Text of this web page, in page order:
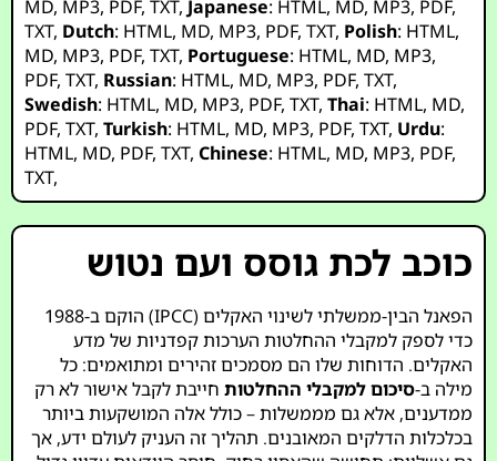
MD, MP3, PDF,TXT, Japanese: HTML, MD, MP3, PDF,
TXT, Dutch: HTML, MD, MP3, PDF,TXT, Polish: HTML,
MD, MP3, PDF,TXT, Portuguese: HTML, MD, MP3,
PDF,TXT, Russian: HTML, MD, MP3, PDF,TXT,
Swedish: HTML, MD, MP3, PDF,TXT,Thai: HTML, MD,
PDF,TXT,Turkish: HTML, MD, MP3, PDF,TXT, Urdu:
HTML, MD, PDF,TXT,Chinese: HTML, MD, MP3, PDF,
TXT,
כוכב לכת גוסס ועם נטוש
הפאנל הבין-ממשלתי לשינוי האקלים (IPCC) הוקם ב-1988
כדי לספק למקבלי ההחלטות הערכות קפדניות של מדע
האקלים. הדוחות שלו הם מסמכים זהירים ומתואמים: כל
מילה ב-סיכום למקבלי ההחלטות חייבת לקבל אישור לא רק
ממדענים, אלא גם מממשלות – כולל אלה המושקעות ביותר
בכלכלות הדלקים המאובנים. תהליך זה העניק לעולם ידע, אך